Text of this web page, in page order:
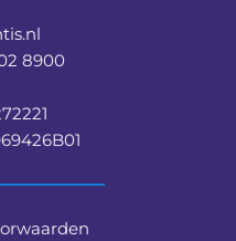
8900